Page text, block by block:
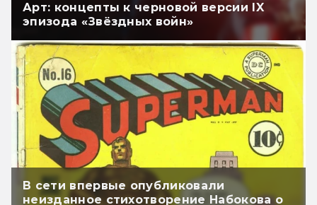
Арт: концепты к черновой версии IX
эпизода «Звёздных войн»
В сети впервые опубликовали
неизданное стихотворение Набокова о